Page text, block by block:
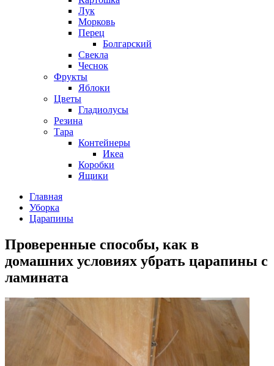
Лук
Морковь
Перец
Болгарский
Свекла
Чеснок
Фрукты
Яблоки
Цветы
Гладиолусы
Резина
Тара
Контейнеры
Икеа
Коробки
Ящики
Главная
Уборка
Царапины
Проверенные способы, как в
домашних условиях убрать царапины с
ламината